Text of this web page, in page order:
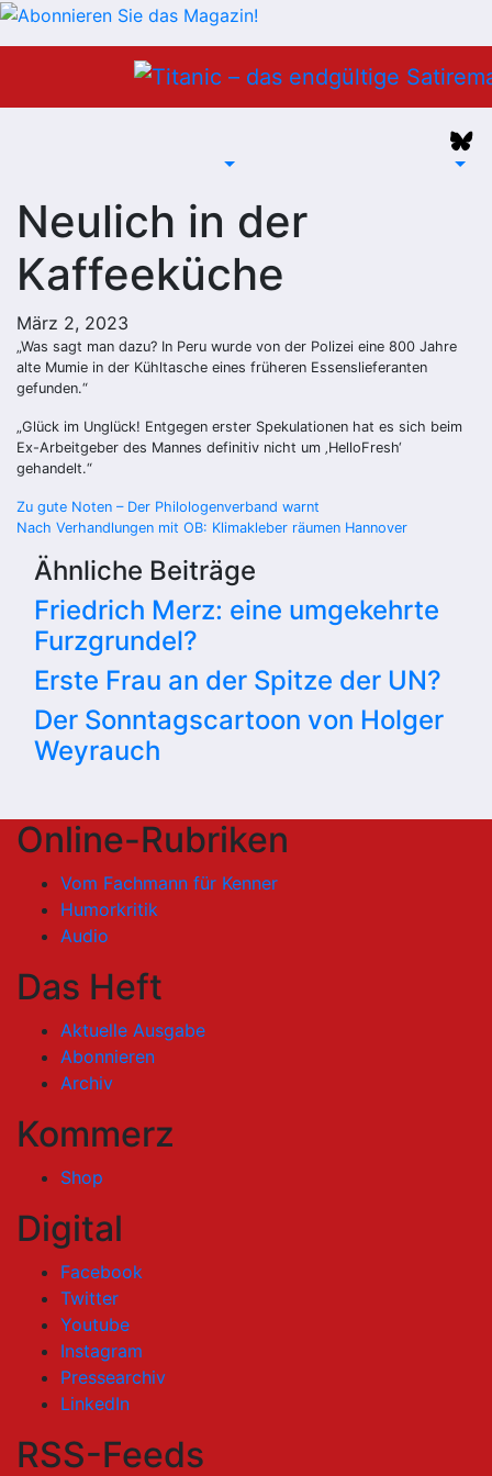
Neulich in der
Kaffeeküche
März 2, 2023
„Was sagt man dazu? In Peru wurde von der Polizei eine 800 Jahre
alte Mumie in der Kühltasche eines früheren Essenslieferanten
gefunden.“
„Glück im Unglück! Entgegen erster Spekulationen hat es sich beim
Ex-Arbeitgeber des Mannes definitiv nicht um ‚HelloFresh‘
gehandelt.“
Beitragsnavigation
Zu gute Noten – Der Philologenverband warnt
Nach Verhandlungen mit OB: Klimakleber räumen Hannover
Ähnliche Beiträge
Friedrich Merz: eine umgekehrte
Furzgrundel?
Erste Frau an der Spitze der UN?
Der Sonntagscartoon von Holger
Weyrauch
Online-Rubriken
Vom Fachmann für Kenner
Humorkritik
Audio
Das Heft
Aktuelle Ausgabe
Abonnieren
Archiv
Kommerz
Shop
Digital
Facebook
Twitter
Youtube
Instagram
Pressearchiv
LinkedIn
RSS-Feeds